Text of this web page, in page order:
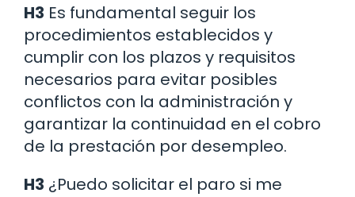
H3 Es fundamental seguir los
procedimientos establecidos y
cumplir con los plazos y requisitos
necesarios para evitar posibles
conflictos con la administración y
garantizar la continuidad en el cobro
de la prestación por desempleo.
H3 ¿Puedo solicitar el paro si me